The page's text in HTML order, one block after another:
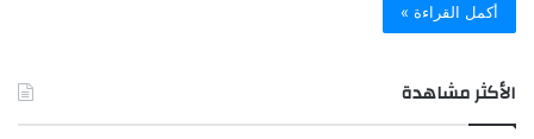
أكمل القراءة »
الأكثر مشاهدة